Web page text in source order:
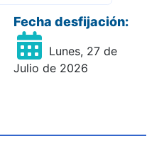
Fecha desfijación:
Lunes, 27 de
Julio de 2026